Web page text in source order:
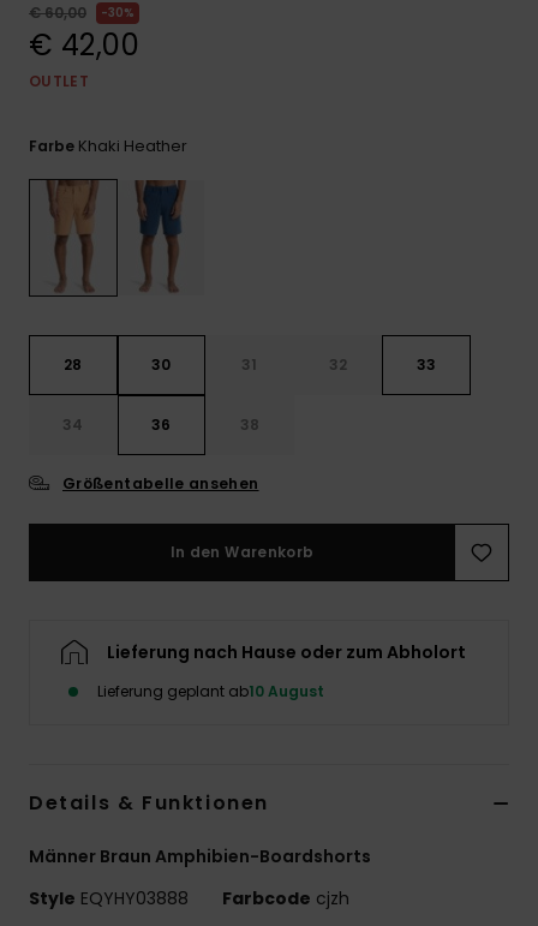
€ 60,00
30%
€ 42,00
OUTLET
Farbe Khaki Heather
28 30 31 32 33
34 36 38
Größentabelle ansehen
In den Warenkorb
Lieferung nach Hause oder zum Abholort
Lieferung geplant ab10 August
Details & Funktionen
Männer Braun Amphibien-Boardshorts
Style EQYHY03888 Farbcode cjzh